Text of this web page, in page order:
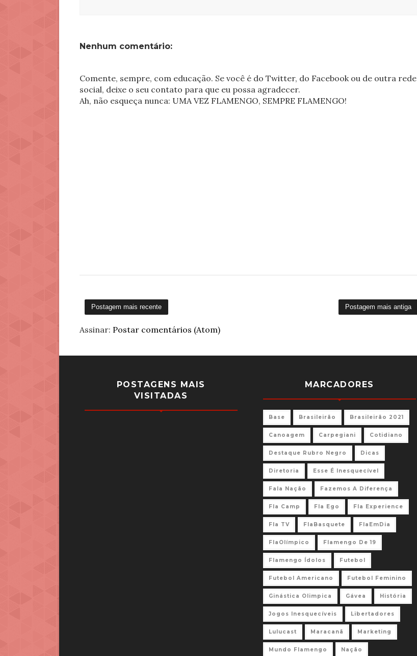
Nenhum comentário:
Comente, sempre, com educação. Se você é do Twitter, do Facebook ou de outra rede
social, deixe o seu contato para que eu possa agradecer.
Ah, não esqueça nunca: UMA VEZ FLAMENGO, SEMPRE FLAMENGO!
Postagem mais recente Postagem mais antiga
Assinar: Postar comentários (Atom)
POSTAGENS MAIS
VISITADAS
MARCADORES
Base Brasileirão Brasileirão 2021
Canoagem Carpegiani Cotidiano
Destaque Rubro Negro Dicas
Diretoria Esse É Inesquecível
Fala Nação Fazemos A Diferença
Fla Camp Fla Ego Fla Experience
Fla TV FlaBasquete FlaEmDia
FlaOlímpico Flamengo De 19
Flamengo Ídolos Futebol
Futebol Americano Futebol Feminino
Ginástica Olimpica Gávea História
Jogos Inesquecíveis Libertadores
Lulucast Maracanã Marketing
Mundo Flamengo Nação